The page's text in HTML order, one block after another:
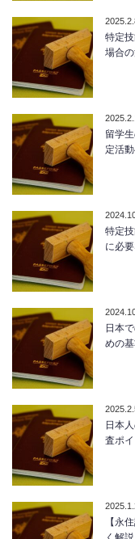
特定
場合
留学
定活
特定
に必
日本
めの
日本
査ポ
【永